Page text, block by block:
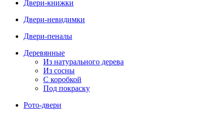
Двери-книжки
Двери-невидимки
Двери-пеналы
Деревянные
Из натурального дерева
Из сосны
С коробкой
Под покраску
Рото-двери